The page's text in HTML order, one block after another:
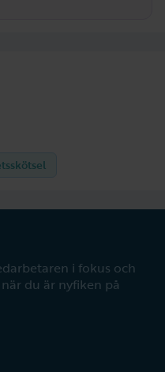
i fokus och
du är nyfiken på